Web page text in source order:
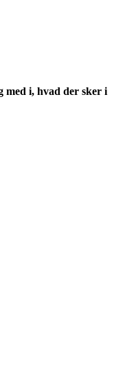
med i, hvad der sker i